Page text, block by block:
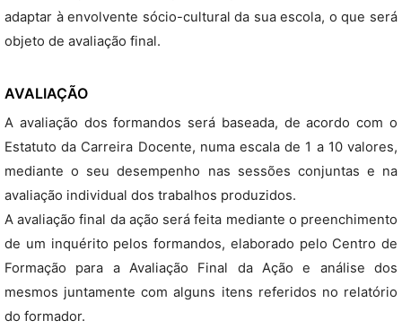
adaptar à envolvente sócio-cultural da sua escola, o que será
objeto de avaliação final.
AVALIAÇÃO
A avaliação dos formandos será baseada, de acordo com o
Estatuto da Carreira Docente, numa escala de 1 a 10 valores,
mediante o seu desempenho nas sessões conjuntas e na
avaliação individual dos trabalhos produzidos.
A avaliação final da ação será feita mediante o preenchimento
de um inquérito pelos formandos, elaborado pelo Centro de
Formação para a Avaliação Final da Ação e análise dos
mesmos juntamente com alguns itens referidos no relatório
do formador.